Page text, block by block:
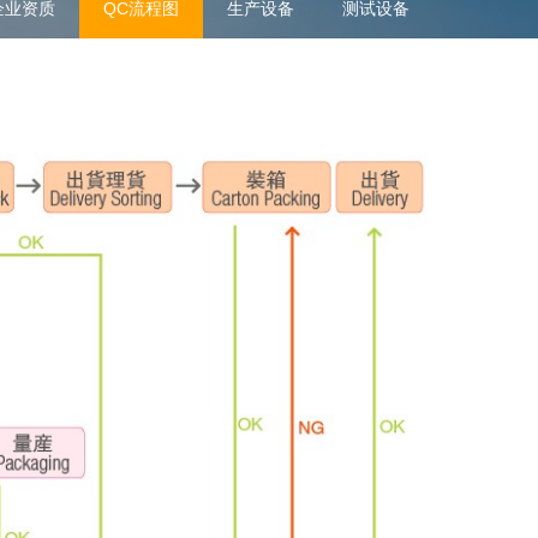
业资质 QC流程图 生产设备 测试设备